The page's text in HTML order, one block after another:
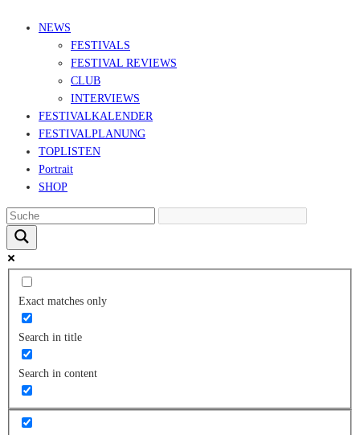
NEWS
FESTIVALS
FESTIVAL REVIEWS
CLUB
INTERVIEWS
FESTIVALKALENDER
FESTIVALPLANUNG
TOPLISTEN
Portrait
SHOP
Exact matches only
Search in title
Search in content